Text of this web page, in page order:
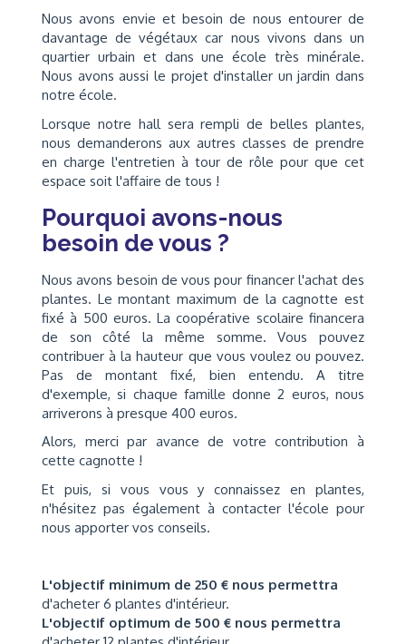
Nous avons envie et besoin de nous entourer de
davantage de végétaux car nous vivons dans un
quartier urbain et dans une école très minérale.
Nous avons aussi le projet d'installer un jardin dans
notre école.
Lorsque notre hall sera rempli de belles plantes,
nous demanderons aux autres classes de prendre
en charge l'entretien à tour de rôle pour que cet
espace soit l'affaire de tous !
Pourquoi avons-nous
besoin de vous ?
Nous avons besoin de vous pour financer l'achat des
plantes. Le montant maximum de la cagnotte est
fixé à 500 euros. La coopérative scolaire financera
de son côté la même somme. Vous pouvez
contribuer à la hauteur que vous voulez ou pouvez.
Pas de montant fixé, bien entendu. A titre
d'exemple, si chaque famille donne 2 euros, nous
arriverons à presque 400 euros.
Alors, merci par avance de votre contribution à
cette cagnotte !
Et puis, si vous vous y connaissez en plantes,
n'hésitez pas également à contacter l'école pour
nous apporter vos conseils.
L'objectif minimum de 250 € nous permettra
d'acheter 6 plantes d'intérieur.
L'objectif optimum de 500 € nous permettra